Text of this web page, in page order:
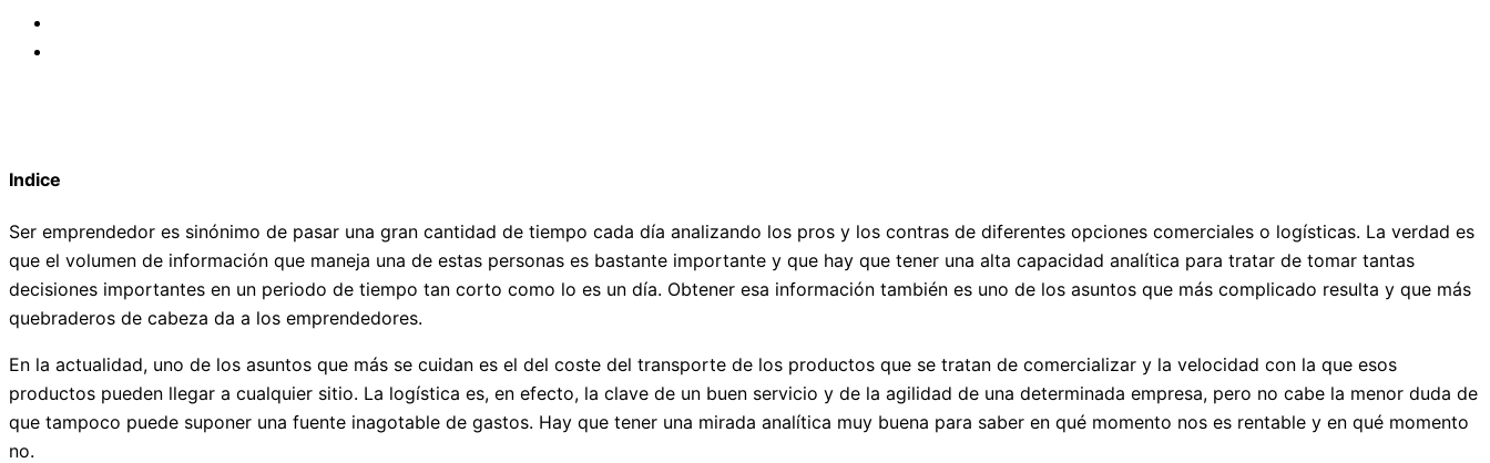
Indice
Ser emprendedor es sinónimo de pasar una gran cantidad de tiempo cada día analizando los pros y los contras de diferentes opciones comerciales o logísticas. La verdad es
que el volumen de información que maneja una de estas personas es bastante importante y que hay que tener una alta capacidad analítica para tratar de tomar tantas
decisiones importantes en un periodo de tiempo tan corto como lo es un día. Obtener esa información también es uno de los asuntos que más complicado resulta y que más
quebraderos de cabeza da a los emprendedores.
En la actualidad, uno de los asuntos que más se cuidan es el del coste del transporte de los productos que se tratan de comercializar y la velocidad con la que esos
productos pueden llegar a cualquier sitio. La logística es, en efecto, la clave de un buen servicio y de la agilidad de una determinada empresa, pero no cabe la menor duda de
que tampoco puede suponer una fuente inagotable de gastos. Hay que tener una mirada analítica muy buena para saber en qué momento nos es rentable y en qué momento
no.